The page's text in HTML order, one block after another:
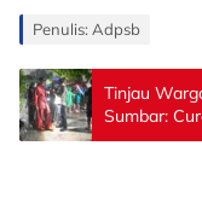
Penulis: Adpsb
Tinjau
Sumbar:
Tetap